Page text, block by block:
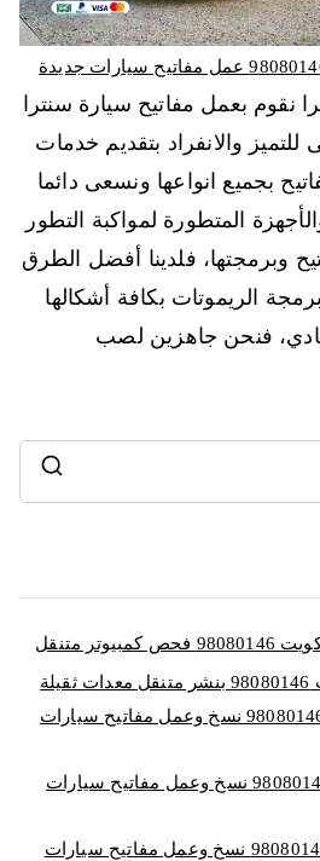
نقوم بعمل مفاتيح سيارة سنترا
والانفراد بتقديم خدمات
بجميع انواعها ونسعى دائما
المتطورة لمواكبة التطور
وبرمجتها، فلدينا أفضل الطرق
الريموتات بكافة أشكالها
فنحن جاهزين لصب
متنقل
مفاتيح السيارات الالمانية 98080146‬ نسخ وعمل مفاتيح سيارات
مفاتيح السيارات الكورية 98080146‬ نسخ وعمل مفاتيح سيارات
مفاتيح السيارات اليابانية 98080146‬ نسخ وعمل مفاتيح سيارات